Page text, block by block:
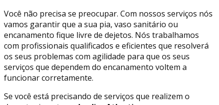
Você não precisa se preocupar. Com nossos serviços nós
vamos garantir que a sua pia, vaso sanitário ou
encanamento fique livre de dejetos. Nós trabalhamos
com profissionais qualificados e eficientes que resolverá
os seus problemas com agilidade para que os seus
serviços que dependem do encanamento voltem a
funcionar corretamente.
Se você está precisando de serviços que realizem o